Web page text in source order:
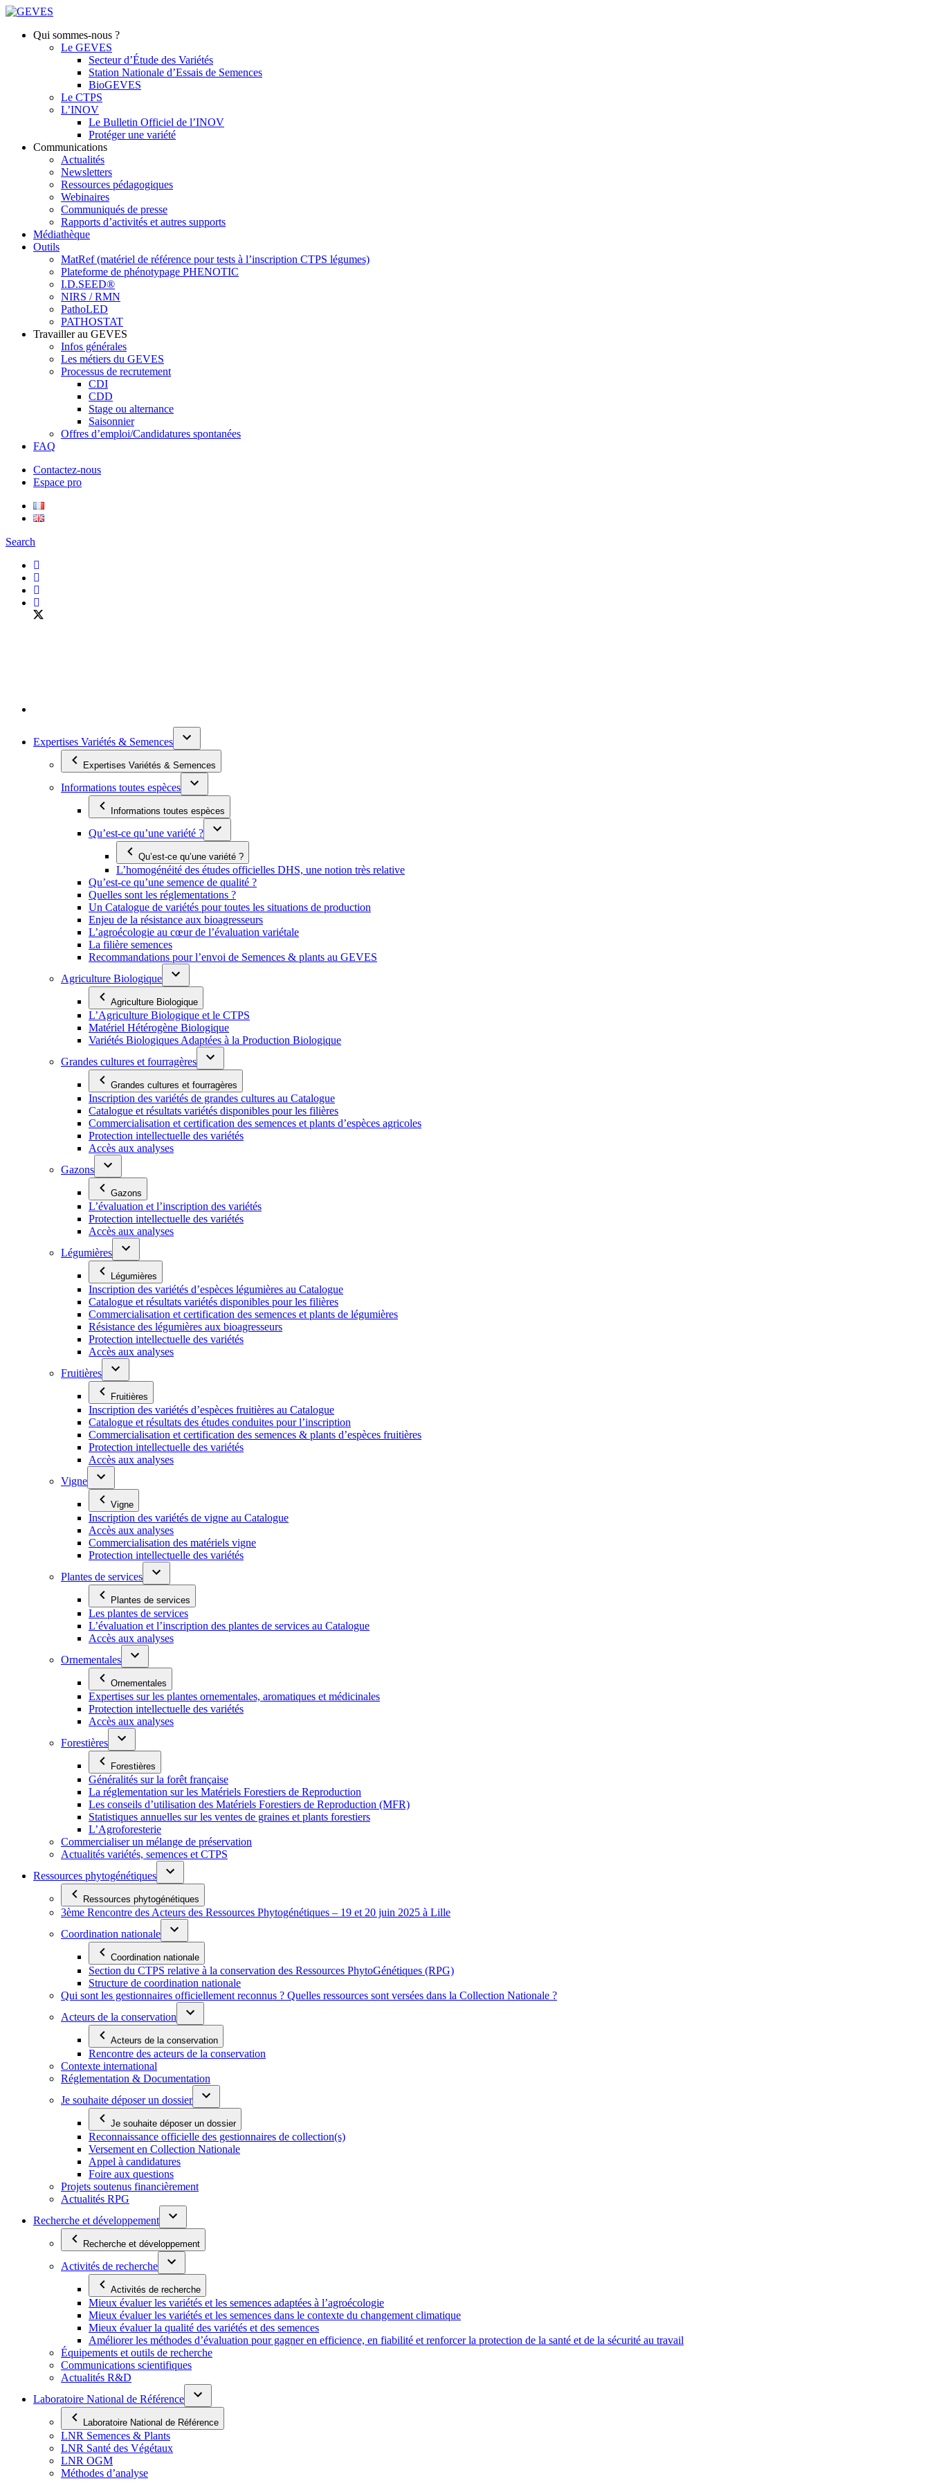
Qui sommes-nous ?
Le GEVES
Secteur d’Étude des Variétés
Station Nationale d’Essais de Semences
BioGEVES
Le CTPS
L’INOV
Le Bulletin Officiel de l’INOV
Protéger une variété
Communications
Actualités
Newsletters
Ressources pédagogiques
Webinaires
Communiqués de presse
Rapports d’activités et autres supports
Médiathèque
Outils
MatRef (matériel de référence pour tests à l’inscription CTPS légumes)
Plateforme de phénotypage PHENOTIC
I.D.SEED®
NIRS / RMN
PathoLED
PATHOSTAT
Travailler au GEVES
Infos générales
Les métiers du GEVES
Processus de recrutement
CDI
CDD
Stage ou alternance
Saisonnier
Offres d’emploi/Candidatures spontanées
FAQ
Contactez-nous
Espace pro
Search
Expertises Variétés & Semences
Expertises Variétés & Semences
Informations toutes espèces
Informations toutes espèces
Qu’est-ce qu’une variété ?
Qu’est-ce qu’une variété ?
L’homogénéité des études officielles DHS, une notion très relative
Qu’est-ce qu’une semence de qualité ?
Quelles sont les réglementations ?
Un Catalogue de variétés pour toutes les situations de production
Enjeu de la résistance aux bioagresseurs
L’agroécologie au cœur de l’évaluation variétale
La filière semences
Recommandations pour l’envoi de Semences & plants au GEVES
Agriculture Biologique
Agriculture Biologique
L’Agriculture Biologique et le CTPS
Matériel Hétérogène Biologique
Variétés Biologiques Adaptées à la Production Biologique
Grandes cultures et fourragères
Grandes cultures et fourragères
Inscription des variétés de grandes cultures au Catalogue
Catalogue et résultats variétés disponibles pour les filières
Commercialisation et certification des semences et plants d’espèces agricoles
Protection intellectuelle des variétés
Accès aux analyses
Gazons
Gazons
L’évaluation et l’inscription des variétés
Protection intellectuelle des variétés
Accès aux analyses
Légumières
Légumières
Inscription des variétés d’espèces légumières au Catalogue
Catalogue et résultats variétés disponibles pour les filières
Commercialisation et certification des semences et plants de légumières
Résistance des légumières aux bioagresseurs
Protection intellectuelle des variétés
Accès aux analyses
Fruitières
Fruitières
Inscription des variétés d’espèces fruitières au Catalogue
Catalogue et résultats des études conduites pour l’inscription
Commercialisation et certification des semences & plants d’espèces fruitières
Protection intellectuelle des variétés
Accès aux analyses
Vigne
Vigne
Inscription des variétés de vigne au Catalogue
Accès aux analyses
Commercialisation des matériels vigne
Protection intellectuelle des variétés
Plantes de services
Plantes de services
Les plantes de services
L’évaluation et l’inscription des plantes de services au Catalogue
Accès aux analyses
Ornementales
Ornementales
Expertises sur les plantes ornementales, aromatiques et médicinales
Protection intellectuelle des variétés
Accès aux analyses
Forestières
Forestières
Généralités sur la forêt française
La réglementation sur les Matériels Forestiers de Reproduction
Les conseils d’utilisation des Matériels Forestiers de Reproduction (MFR)
Statistiques annuelles sur les ventes de graines et plants forestiers
L’Agroforesterie
Commercialiser un mélange de préservation
Actualités variétés, semences et CTPS
Ressources phytogénétiques
Ressources phytogénétiques
3ème Rencontre des Acteurs des Ressources Phytogénétiques – 19 et 20 juin 2025 à Lille
Coordination nationale
Coordination nationale
Section du CTPS relative à la conservation des Ressources PhytoGénétiques (RPG)
Structure de coordination nationale
Qui sont les gestionnaires officiellement reconnus ? Quelles ressources sont versées dans la Collection Nationale ?
Acteurs de la conservation
Acteurs de la conservation
Rencontre des acteurs de la conservation
Contexte international
Réglementation & Documentation
Je souhaite déposer un dossier
Je souhaite déposer un dossier
Reconnaissance officielle des gestionnaires de collection(s)
Versement en Collection Nationale
Appel à candidatures
Foire aux questions
Projets soutenus financièrement
Actualités RPG
Recherche et développement
Recherche et développement
Activités de recherche
Activités de recherche
Mieux évaluer les variétés et les semences adaptées à l’agroécologie
Mieux évaluer les variétés et les semences dans le contexte du changement climatique
Mieux évaluer la qualité des variétés et des semences
Améliorer les méthodes d’évaluation pour gagner en efficience, en fiabilité et renforcer la protection de la santé et de la sécurité au travail
Équipements et outils de recherche
Communications scientifiques
Actualités R&D
Laboratoire National de Référence
Laboratoire National de Référence
LNR Semences & Plants
LNR Santé des Végétaux
LNR OGM
Méthodes d’analyse